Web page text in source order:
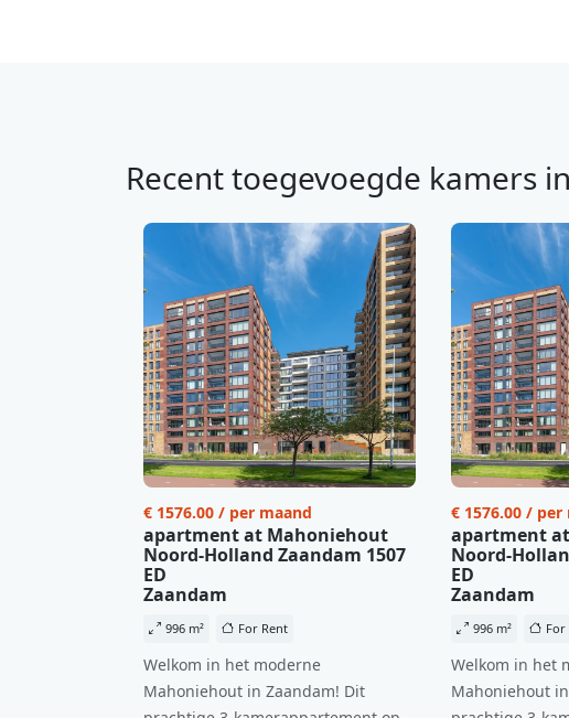
Recent toegevoegde kamers
€ 1576.00 / per maand
apartment at Mahoniehout
Noord-Holland Zaandam 1507
ED
Zaandam
996 m² For Rent
Welkom in het moderne
Mahoniehout in Zaandam! Dit
€ 1576.00 / per
apartment
Noord-
ED
Zaandam
996 m² For
Welkom in het
Mahoniehout